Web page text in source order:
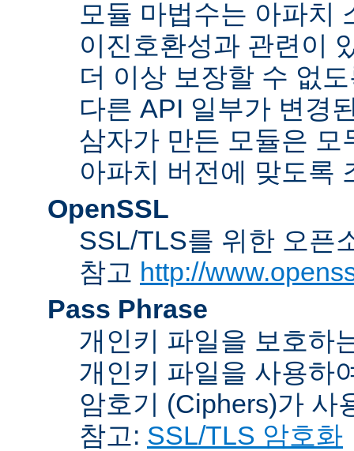
모듈 마법수는 아파치
이진호환성과 관련이
더 이상 보장할 수 없
다른 API 일부가 변경
삼자가 만든 모듈은
아파치 버전에 맞도록
OpenSSL
SSL/TLS를 위한 오픈
참고 http://
Pass Phrase
개인키 파일을 보호하
개인키 파일을 사용하
암호기 (Ciphers)가 사
참고: SSL/TLS 암호화